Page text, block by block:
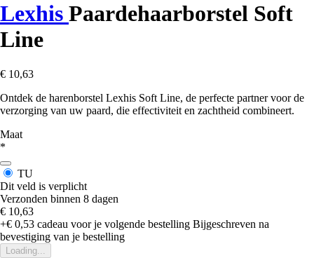
Lexhis Paardehaarborstel Soft
Line
€ 10,63
Ontdek de harenborstel Lexhis Soft Line, de perfecte partner voor de
verzorging van uw paard, die effectiviteit en zachtheid combineert.
Maat
*
TU
Dit veld is verplicht
Verzonden binnen 8 dagen
€ 10,63
+€ 0,53 cadeau voor je volgende bestelling Bijgeschreven na
bevestiging van je bestelling
Loading...